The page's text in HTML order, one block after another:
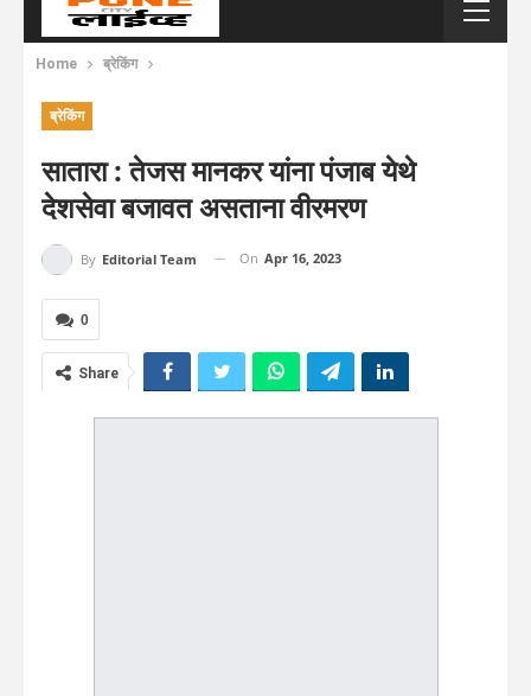
Home ब्रेकिंग
ब्रेकिंग
सातारा : तेजस मानकर यांना पंजाब येथे
देशसेवा बजावत असताना वीरमरण
By Editorial Team On Apr 16, 2023
0
Share